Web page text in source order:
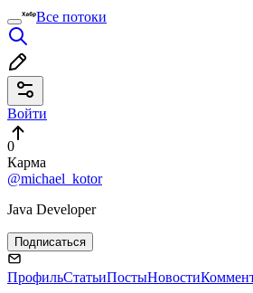
Все потоки
Войти
0
Карма
@michael_kotor
Java Developer
Подписаться
ПрофильСтатьиПостыНовости